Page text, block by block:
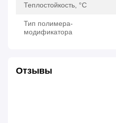
Теплостойкость, °C
Тип полимера-
модификатора
Отзывы